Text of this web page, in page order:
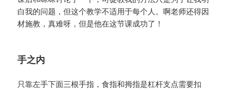
白我的问题，但这个教学不适用于每个人。啊老师还得因
材施教，真难呀，但是他在这节课成功了！
手之内
只靠左手下面三根手指，食指和拇指是杠杆支点需要扣